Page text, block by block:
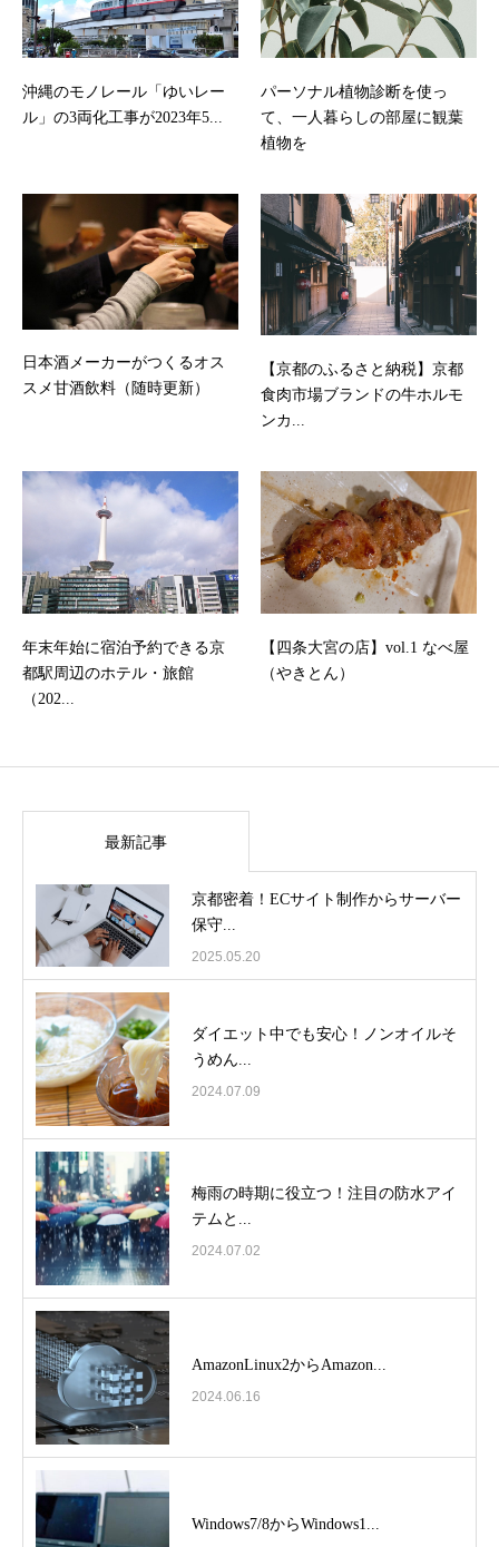
沖縄のモノレール「ゆいレー
ル」の3両化工事が2023年5...
パーソナル植物診断を使っ
て、一人暮らしの部屋に観葉
植物を
日本酒メーカーがつくるオス
スメ甘酒飲料（随時更新）
【京都のふるさと納税】京都
食肉市場ブランドの牛ホルモ
ンカ...
年末年始に宿泊予約できる京
都駅周辺のホテル・旅館
（202...
【四条大宮の店】vol.1 なべ屋
（やきとん）
最新記事
京都密着！ECサイト制作からサーバー
保守...
2025.05.20
ダイエット中でも安心！ノンオイルそ
うめん...
2024.07.09
梅雨の時期に役立つ！注目の防水アイ
テムと...
2024.07.02
AmazonLinux2からAmazon...
2024.06.16
Windows7/8からWindows1...